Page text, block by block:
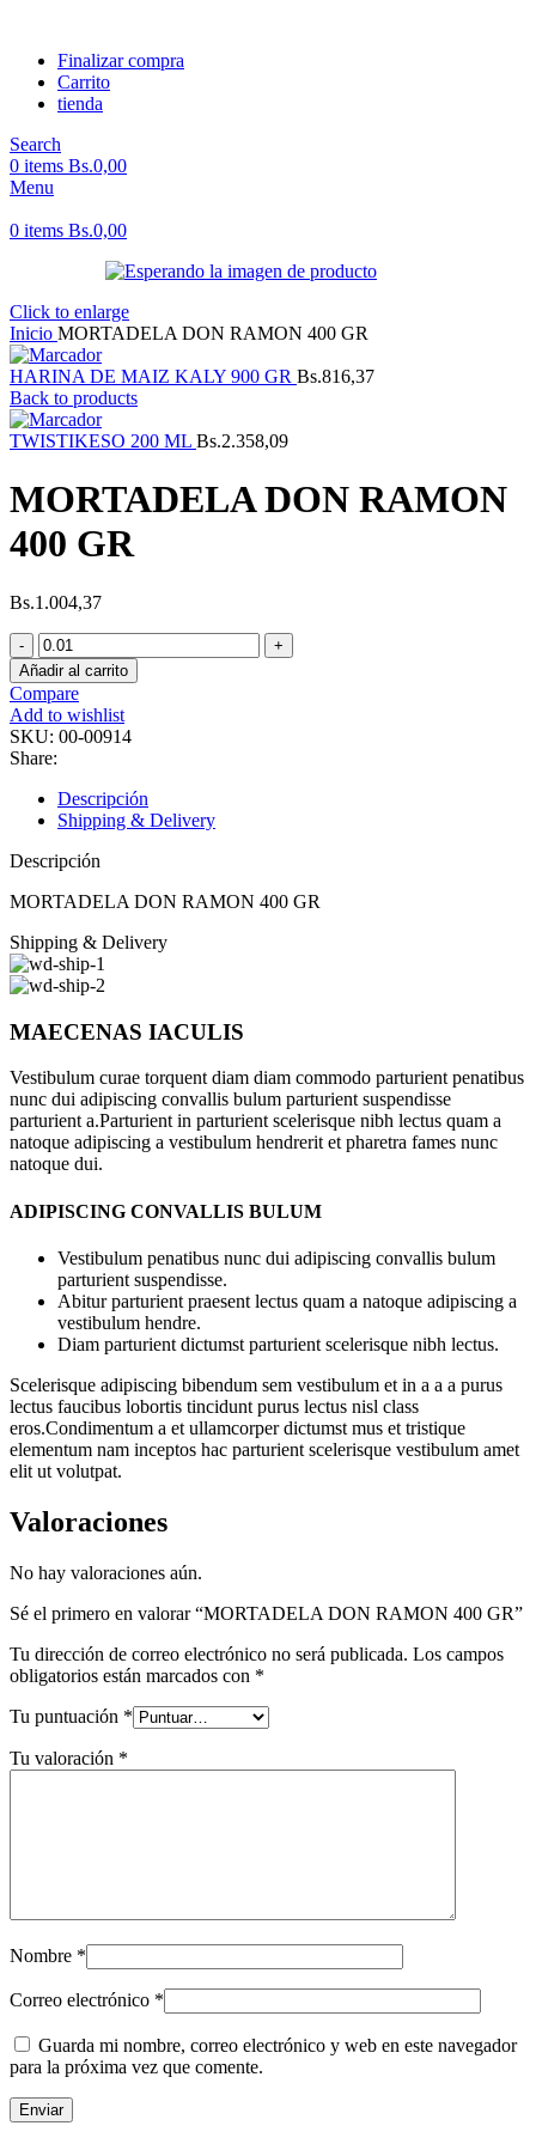
Finalizar compra
Carrito
tienda
Search
0 items Bs.0,00
Menu
0 items Bs.0,00
Click to enlarge
Inicio MORTADELA DON RAMON 400 GR
HARINA DE MAIZ KALY 900 GR Bs.816,37
Back to products
TWISTIKESO 200 ML Bs.2.358,09
MORTADELA DON RAMON
400 GR
Bs.1.004,37
MORTADELA
DON
RAMON
400
GR
cantidad
Añadir al carrito
Compare
Add to wishlist
SKU: 00-00914
Share:
Descripción
Shipping & Delivery
Descripción
MORTADELA DON RAMON 400 GR
Shipping & Delivery
MAECENAS IACULIS
Vestibulum curae torquent diam diam commodo parturient penatibus
nunc dui adipiscing convallis bulum parturient suspendisse
parturient a.Parturient in parturient scelerisque nibh lectus quam a
natoque adipiscing a vestibulum hendrerit et pharetra fames nunc
natoque dui.
ADIPISCING CONVALLIS BULUM
Vestibulum penatibus nunc dui adipiscing convallis bulum
parturient suspendisse.
Abitur parturient praesent lectus quam a natoque adipiscing a
vestibulum hendre.
Diam parturient dictumst parturient scelerisque nibh lectus.
Scelerisque adipiscing bibendum sem vestibulum et in a a a purus
lectus faucibus lobortis tincidunt purus lectus nisl class
eros.Condimentum a et ullamcorper dictumst mus et tristique
elementum nam inceptos hac parturient scelerisque vestibulum amet
elit ut volutpat.
Valoraciones
No hay valoraciones aún.
Sé el primero en valorar “MORTADELA DON RAMON 400 GR”
Tu dirección de correo electrónico no será publicada. Los campos
obligatorios están marcados con *
Tu puntuación *
Tu valoración *
Nombre *
Correo electrónico *
Guarda mi nombre, correo electrónico y web en este navegador
para la próxima vez que comente.